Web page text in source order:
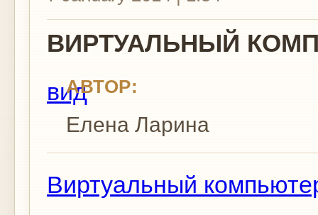
ВИРТУАЛЬНЫЙ
АВТОР:
Елена Ларина
Виртуальный
вид